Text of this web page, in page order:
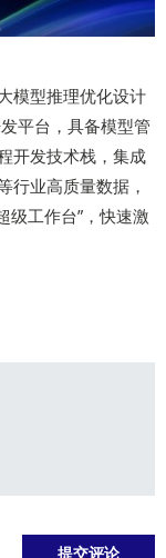
模型推理优化设计
平台，具备模型管
开发技术栈，集成
行业高质量数据，
级工作台”，快速激